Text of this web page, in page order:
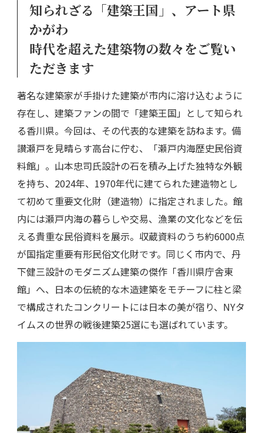
知られざる「建築王国」、アート県
かがわ
時代を超えた建築物の数々をご覧い
ただきます
著名な建築家が手掛けた建築が市内に溶け込むように
存在し、建築ファンの間で「建築王国」として知られ
る香川県。今回は、その代表的な建築を訪ねます。備
讃瀬戸を見晴らす高台に佇む、「瀬戸内海歴史民俗資
料館」。山本忠司氏設計の石を積み上げた独特な外観
を持ち、2024年、1970年代に建てられた建造物とし
て初めて重要文化財（建造物）に指定されました。館
内には瀬戸内海の暮らしや交易、漁業の文化などを伝
える貴重な民俗資料を展示。収蔵資料のうち約6000点
が国指定重要有形民俗文化財です。同じく市内で、丹
下健三設計のモダニズム建築の傑作「香川県庁舎東
館」へ、日本の伝統的な木造建築をモチーフに柱と梁
で構成されたコンクリートには日本の美が宿り、NYタ
イムスの世界の戦後建築25選にも選ばれています。